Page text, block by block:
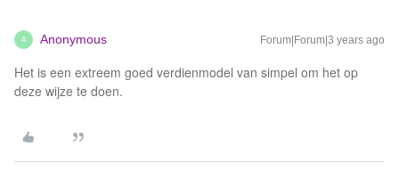
A Anonymous Forum|Forum|3 years ago
Het is een extreem goed verdienmodel van simpel om het op
deze wijze te doen.